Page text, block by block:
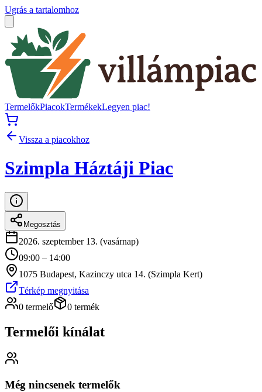
Ugrás a tartalomhoz
TermelőkPiacokTermékekLegyen piac!
Vissza a piacokhoz
Szimpla Háztáji Piac
Megosztás
2026. szeptember 13. (vasárnap)
09:00 – 14:00
1075 Budapest, Kazinczy utca 14. (Szimpla Kert)
Térkép megnyitása
0 termelő
0 termék
Termelői kínálat
Még nincsenek termelők